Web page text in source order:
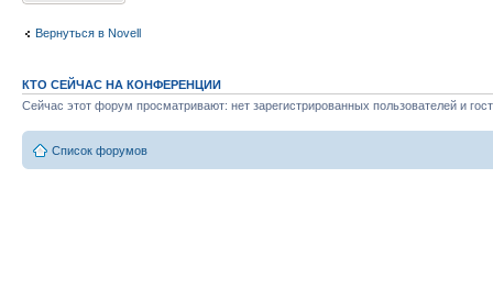
Вернуться в Novell
КТО СЕЙЧАС НА КОНФЕРЕНЦИИ
Сейчас этот форум просматривают: нет зарегистрированных пользователей и
Список форумов